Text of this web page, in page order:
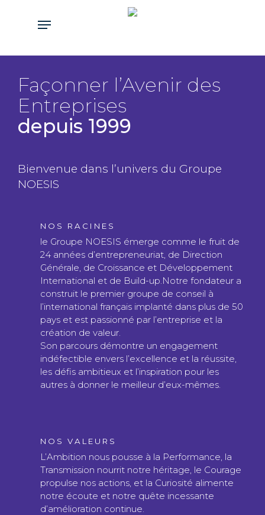
Menu
Façonner l’Avenir des
Entreprises
depuis 1999
Bienvenue dans l’univers du Groupe
NOESIS
NOS RACINES
le Groupe NOESIS émerge comme le fruit de
24 années d’entrepreneuriat, de Direction
Générale, de Croissance et Développement
International et de Build-up.Notre fondateur a
construit le premier groupe de conseil à
l’international français implanté dans plus de 50
pays et est passionné par l’entreprise et la
création de valeur.
Son parcours démontre un engagement
indéfectible envers l’excellence et la réussite,
les défis ambitieux et l’inspiration pour les
autres à donner le meilleur d’eux-mêmes.
NOS VALEURS
L’Ambition nous pousse à la Performance, la
Transmission nourrit notre héritage, le Courage
propulse nos actions, et la Curiosité alimente
notre écoute et notre quête incessante
d’amélioration continue.